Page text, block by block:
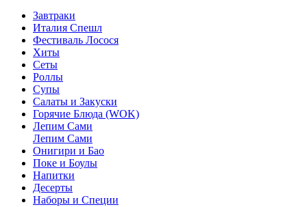
Завтраки
Италия Спешл
Фестиваль Лосося
Хиты
Сеты
Роллы
Супы
Салаты и Закуски
Горячие Блюда (WOK)
Лепим Сами
Лепим Сами
Онигири и Бао
Поке и Боулы
Напитки
Десерты
Наборы и Специи